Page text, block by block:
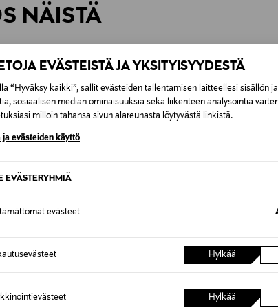
EVÄSTEISTÄ JA YKSITYISYYDESTÄ
“Hyväksy kaikki”, sallit evästeiden tallentamisen laitteellesi sisällön
sosiaalisen median ominaisuuksia sekä liikenteen analysointia
milloin tahansa sivun alareunasta löytyvästä linkistä.
ja evästeiden käyttö
EVÄSTERYHMIÄ
evästeet
Hylkää
Hylkää
Alk. 6,90 €, kun toimitus on
NÄISTÄ